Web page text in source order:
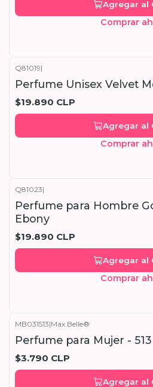
Agregar al
Comprar
Q81019|
Perfume Unisex Velvet
$19.890 CLP
Agregar al
Comprar
Q81023|
Perfume para Hombre
Ebony
$19.890 CLP
Agregar al
Comprar
MB031513|Max Belle®
Perfume para Mujer - 513
$3.790 CLP
Agregar al